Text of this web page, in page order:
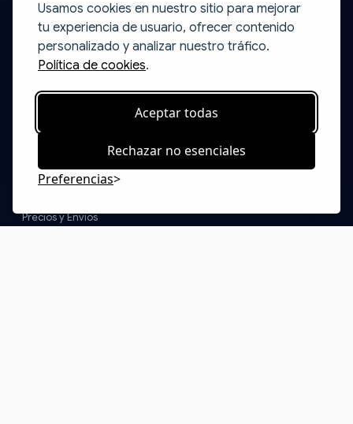
Usamos cookies en nuestro sitio para mejorar
tu experiencia de usuario, ofrecer contenido
personalizado y analizar nuestro tráfico.
Política de cookies.
Aceptar todas
Rechazar no esenciales
Preferencias
Welcome packs para onboardings
Merch para eventos
Calendario de eventos de merch
Digital Gifting
Stock virtual y logística
Monetiza tu audiencia
Welcome packs por establecimiento
Recursos
Precios y Envíos